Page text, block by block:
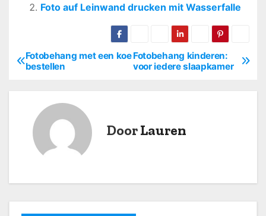
Foto auf Leinwand drucken mit Wasserfalle
B
h
Fotobehang kinderen:
voor iedere slaapkamer
Fotobehang met een koe
bestellen
DoorLauren